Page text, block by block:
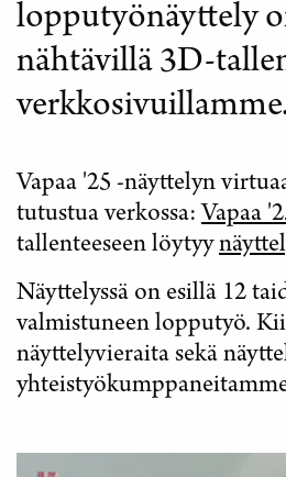
lopputyönäyttely
nähtävillä 3D-
Vapaa '25 -näyttelyn
tutustua verkossa: Vapaa
tallenteeseen löytyy
Näyttelyssä on esillä 12
valmistuneen lopputyö.
näyttelyvieraita sekä